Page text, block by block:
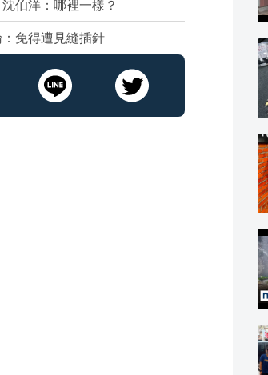
伯洋：哪裡一樣？
免得遭見縫插針